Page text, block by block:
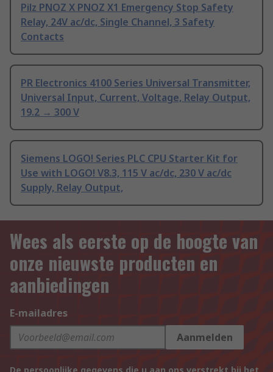
Pilz PNOZ X PNOZ X1 Emergency Stop Safety
Relay, 24V ac/dc, Single Channel, 3 Safety
Contacts
PR Electronics 4100 Series Universal Transmitter,
Universal Input, Current, Voltage, Relay Output,
19.2 → 300 V
Siemens LOGO! Series PLC CPU Starter Kit for
Use with LOGO! V8.3, 115 V ac/dc, 230 V ac/dc
Supply, Relay Output,
Wees als eerste op de hoogte van
onze nieuwste producten en
aanbiedingen
E-mailadres
Aanmelden